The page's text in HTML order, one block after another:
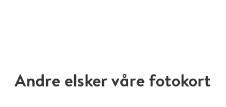
Andre elsker våre fotokort